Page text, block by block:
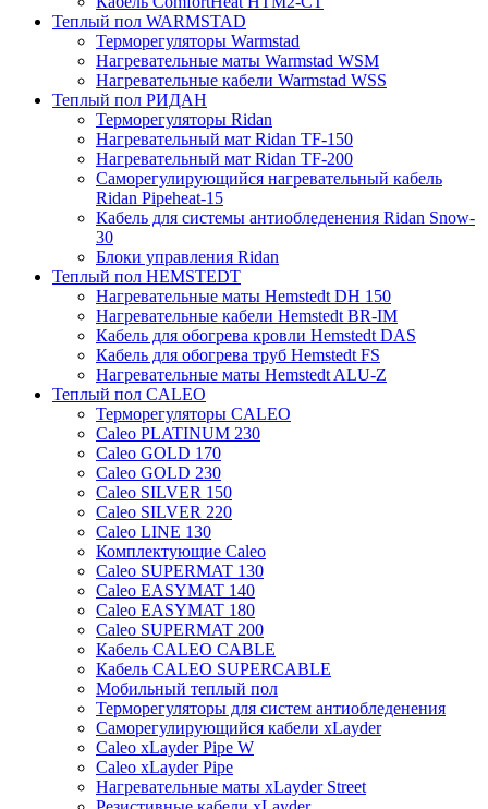
Теплый пол WARMSTAD
Терморегуляторы Warmstad
Нагревательные маты Warmstad WSM
Нагревательные кабели Warmstad WSS
Теплый пол РИДАН
Терморегуляторы Ridan
Нагревательный мат Ridan TF-150
Нагревательный мат Ridan TF-200
Саморегулирующийся нагревательный кабель
Ridan Pipeheat-15
Кабель для системы антиобледенения Ridan Snow-
30
Блоки управления Ridan
Теплый пол HEMSTEDT
Нагревательные маты Hemstedt DH 150
Нагревательные кабели Hemstedt BR-IM
Кабель для обогрева кровли Hemstedt DAS
Кабель для обогрева труб Hemstedt FS
Нагревательные маты Hemstedt ALU-Z
Теплый пол CALEO
Терморегуляторы CALEO
Caleo PLATINUM 230
Caleo GOLD 170
Caleo GOLD 230
Caleo SILVER 150
Caleo SILVER 220
Caleo LINE 130
Комплектующие Caleo
Caleo SUPERMAT 130
Caleo EASYMAT 140
Caleo EASYMAT 180
Caleo SUPERMAT 200
Кабель CALEO CABLE
Кабель CALEO SUPERCABLE
Мобильный теплый пол
Терморегуляторы для систем антиобледенения
Саморегулирующийся кабели xLayder
Caleo xLayder Pipe W
Caleo xLayder Pipe
Нагревательные маты xLayder Street